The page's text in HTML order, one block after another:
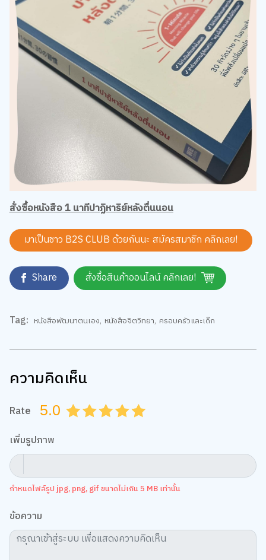
สั่งซื้อหนังสือ 1 นาทีปาฏิหาริย์หลังตื่นนอน
มาเป็นชาว B2S CLUB ด้วยกันนะ สมัครสมาชิก คลิกเลย!
Share สั่งซื้อสินค้าออนไลน์ คลิกเลย!
Tag: หนังสือพัฒนาตนเอง, หนังสือจิตวิทยา, ครอบครัวและเด็ก
ความคิดเห็น
Rate 5.0 4.5
4.0
3.5
3.0
2.5
2.0
1.5
1.0
0.5
เพิ่มรูปภาพ
กำหนดไฟล์รูป jpg, png, gif ขนาดไม่เกิน 5 MB เท่านั้น
ข้อความ